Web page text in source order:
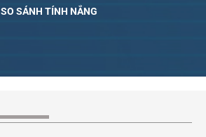
SO SÁNH TÍNH NẮNG